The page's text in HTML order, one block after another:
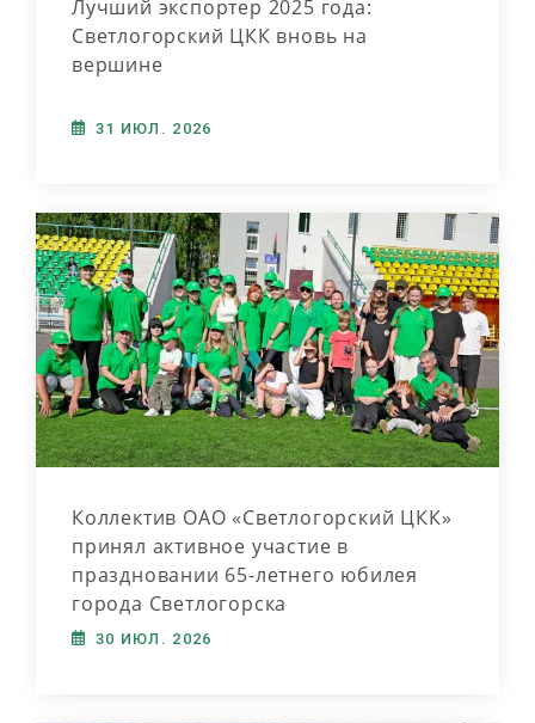
Лучший экспортер 2025 года:
Светлогорский ЦКК вновь на
вершине
31 ИЮЛ. 2026
Коллектив ОАО «Светлогорский ЦКК»
принял активное участие в
праздновании 65-летнего юбилея
города Светлогорска
30 ИЮЛ. 2026